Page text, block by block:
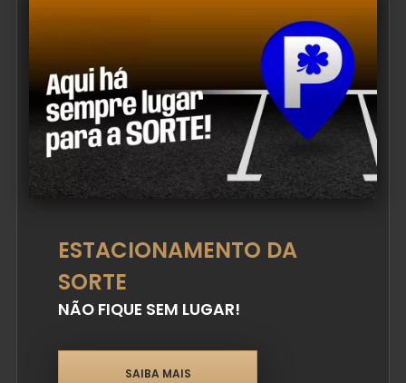
ESTACIONAMENTO DA
SORTE
NÃO FIQUE SEM LUGAR!
SAIBA MAIS